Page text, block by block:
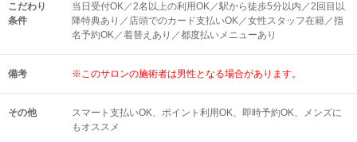
こだわり
条件
当日受付OK／2名以上の利用OK／駅から徒歩5分以内／2回目以
降特典あり／店頭でのカード支払いOK／女性スタッフ在籍／指
名予約OK／着替えあり／都度払いメニューあり
備考 ※このサロンの施術者は男性となる場合があります。
その他 スマート支払いOK ポイント利用OK 即時予約OK
メンズに
もオススメ